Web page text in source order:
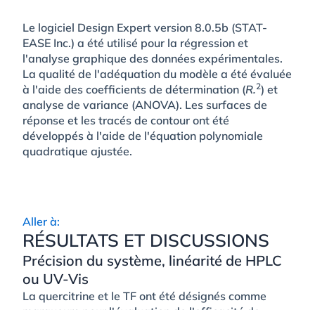
Le logiciel Design Expert version 8.0.5b (STAT-
EASE Inc.) a été utilisé pour la régression et
l'analyse graphique des données expérimentales.
La qualité de l'adéquation du modèle a été évaluée
à l'aide des coefficients de détermination (R.2) et
analyse de variance (ANOVA). Les surfaces de
réponse et les tracés de contour ont été
développés à l'aide de l'équation polynomiale
quadratique ajustée.
Aller à:
RÉSULTATS ET DISCUSSIONS
Précision du système, linéarité de HPLC
ou UV-Vis
La quercitrine et le TF ont été désignés comme